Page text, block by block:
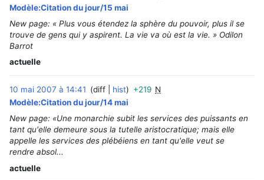
Modèle:Citation du jour/15 mai
New page: « Plus vous étendez la sphère du pouvoir, plus il se
trouve de gens qui y aspirent. La vie va où est la vie. » Odilon
Barrot
actuelle
10 mai 2007 à 14:41 diff hist +219 N
Modèle:Citation du jour/14 mai
New page: «Une monarchie subit les services des puissants en
tant qu'elle demeure sous la tutelle aristocratique; mais elle
appelle les services des plébéiens en tant qu'elle veut se
rendre absol...
actuelle